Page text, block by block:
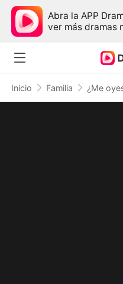
Abra la APP
ver más dramas
Inicio Familia